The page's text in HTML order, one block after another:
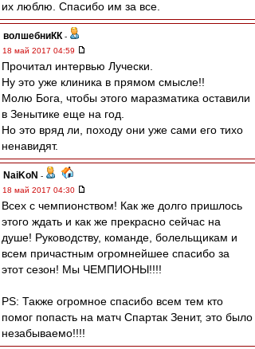
их люблю. Спасибо им за все.
волшебниКК -
18 май 2017 04:59
Прочитал интервью Лучески.
Ну это уже клиника в прямом смысле!!
Молю Бога, чтобы этого маразматика оставили
в Зенытике еще на год.
Но это вряд ли, походу они уже сами его тихо
ненавидят.
NaiKoN -
18 май 2017 04:30
Всех с чемпионством! Как же долго пришлось
этого ждать и как же прекрасно сейчас на
душе! Руководству, команде, болельщикам и
всем причастным огромнейшее спасибо за
этот сезон! Мы ЧЕМПИОНЫ!!!!
PS: Также огромное спасибо всем тем кто
помог попасть на матч Спартак Зенит, это было
незабываемо!!!!